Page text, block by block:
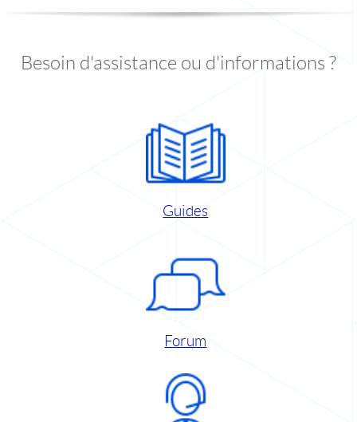
Besoin d'assistance ou d'informations ?
Guides
Forum